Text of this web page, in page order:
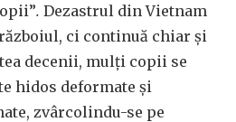
. Dezastrul din Vietnam
ci continuă chiar și
decenii, mulți copii se
hidos deformate și
zvârcolindu-se pe